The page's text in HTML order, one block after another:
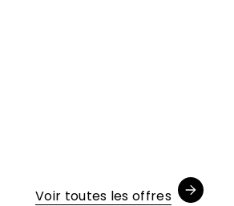
Voir toutes les offres